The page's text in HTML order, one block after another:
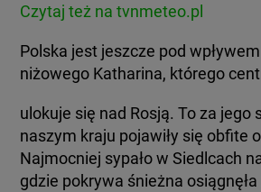
Czytaj też na tvnmeteo.pl
Polska jest jeszcze pod
niżowego Katharina, którego
ulokuje się nad Rosją. To za jego
naszym kraju pojawiły się obfite
Najmocniej sypało w Siedlcach
gdzie pokrywa śnieżna